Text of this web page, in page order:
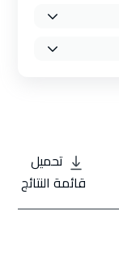
تحميل
قائمة النتائج